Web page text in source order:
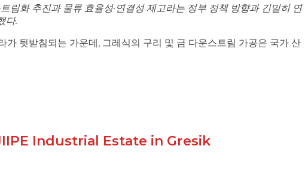
림화 추진과 물류 효율성·연결성 제고라는 정부 정책 방향과 긴밀히 연
다.
뒷받침되는 가운데, 그레식의 구리 및 금 다운스트림 가공은 국가 산
Industrial Estate in Gresik